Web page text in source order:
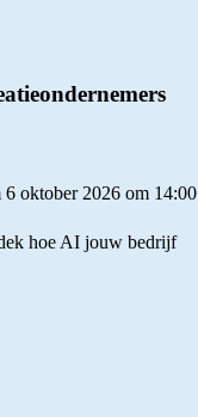
oktober 2026 om 14:00
hoe AI jouw bedrijf